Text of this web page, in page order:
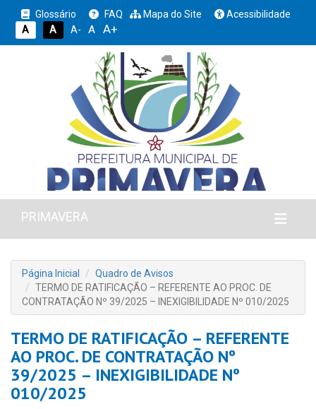
Glossário FAQ Mapa do Site
Acessibilidade
A
A A- A A+
PRIMAVERA
Página Inicial
Quadro de Avisos
TERMO DE RATIFICAÇÃO – REFERENTE AO PROC. DE
CONTRATAÇÃO Nº 39/2025 – INEXIGIBILIDADE Nº 010/2025
TERMO DE RATIFICAÇÃO – REFERENTE
AO PROC. DE CONTRATAÇÃO Nº
39/2025 – INEXIGIBILIDADE Nº
010/2025